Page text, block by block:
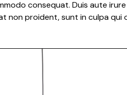
consequat. Duis aute
non proident, sunt in culpa qui